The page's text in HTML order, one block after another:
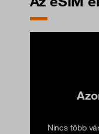
Nincs több